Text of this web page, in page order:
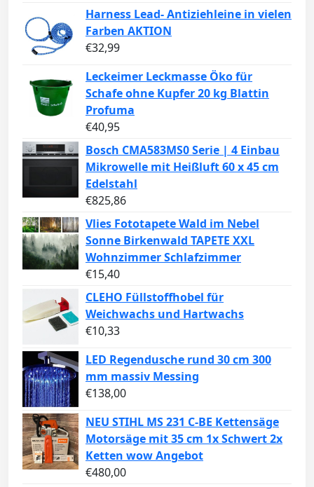
Harness Lead- Antiziehleine in vielen
Farben AKTION
€32,99
Leckeimer Leckmasse Öko für
Schafe ohne Kupfer 20 kg Blattin
Profuma
€40,95
Bosch CMA583MS0 Serie | 4 Einbau
Mikrowelle mit Heißluft 60 x 45 cm
Edelstahl
€825,86
Vlies Fototapete Wald im Nebel
Sonne Birkenwald TAPETE XXL
Wohnzimmer Schlafzimmer
€15,40
CLEHO Füllstoffhobel für
Weichwachs und Hartwachs
€10,33
LED Regendusche rund 30 cm 300
mm massiv Messing
€138,00
NEU STIHL MS 231 C-BE Kettensäge
Motorsäge mit 35 cm 1x Schwert 2x
Ketten wow Angebot
€480,00